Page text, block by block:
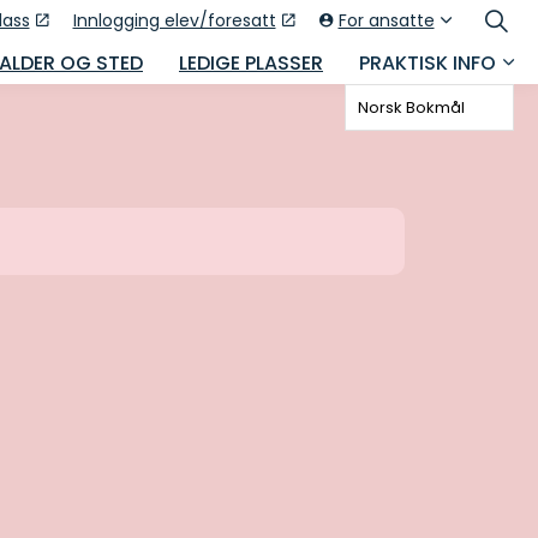
OG STED LEDIGE PLASSER PRAKTISK INFO
Innlogging elev/foresatt For ansatte
Norsk Bokmål